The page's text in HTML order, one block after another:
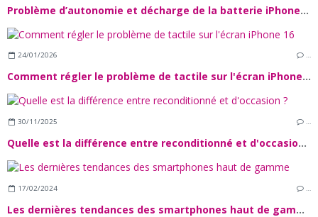
Problème d’autonomie et décharge de la batterie iPhone 15
24/01/2026 …
Comment régler le problème de tactile sur l'écran iPhone 16
30/11/2025 …
Quelle est la différence entre reconditionné et d'occasion ?
17/02/2024 …
Les dernières tendances des smartphones haut de gamme